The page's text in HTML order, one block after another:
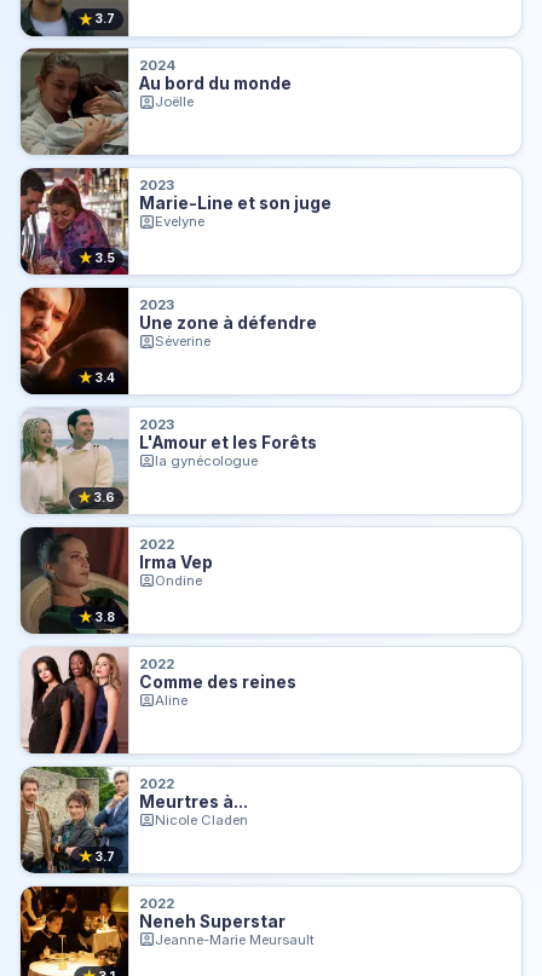
★ 3.7
2024
Au bord du monde
Joëlle
★ 3.5
2023
Marie-Line et son juge
Evelyne
★3.4
2023
Une zone à défendre
Séverine
★3.6
2023
L'Amour et les Forêts
la gynécologue
★3.8
2022
Irma Vep
Ondine
2022
Comme des reines
Aline
★3.7
2022
Meurtres à...
Nicole Claden
2022
Neneh Superstar
Jeanne-Marie Meursault